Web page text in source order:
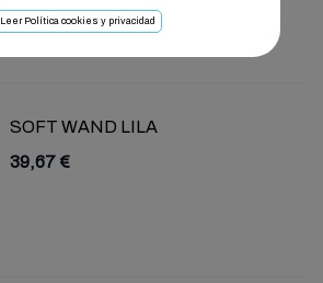
Leer Política cookies y privacidad
SOFT WAND LILA
39,67 €